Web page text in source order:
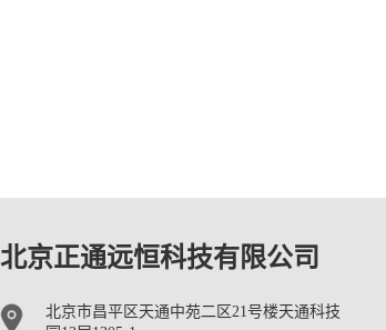
北京正通远恒科技有限公司
北京市昌平区天通中苑二区21号楼天通科技